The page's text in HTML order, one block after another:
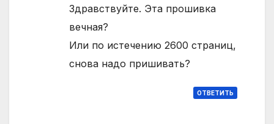
Здравствуйте. Эта прошивка
вечная?
Или по истечению 2600 страниц,
снова надо пришивать?
ОТВЕТИТЬ